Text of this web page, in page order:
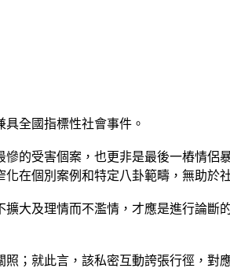
全國指標性社會事件。
的受害個案，也更非是最後一樁情
在個別案例和特定八卦範疇，無助於
大及理情而不濫情，才應是進行論
；就此言，該私密互動誇張行徑，